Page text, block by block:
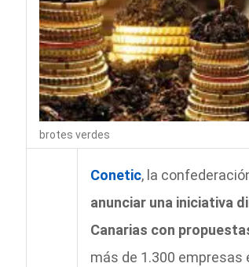
brotes verdes
Conetic, la
anunciar una iniciativa
Canarias con
más de 1.300